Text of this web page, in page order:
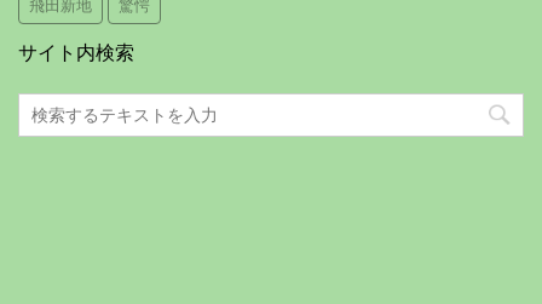
飛田新地 驚愕
サイト内検索